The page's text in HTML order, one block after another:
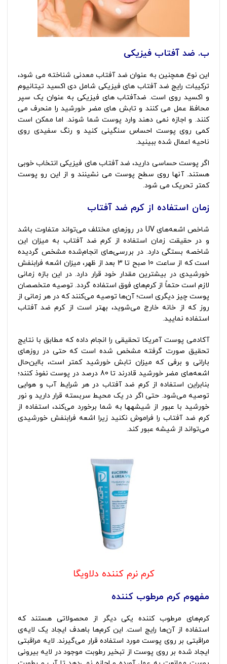
ب. ضد آفتاب فیزیکی
این نوع همچنین به عنوان ضد آفتاب معدنی شناخته می شود،
ترکیبات رایج ضد آفتاب های فیزیکی شامل دی اکسید تیتانیوم
و اکسید روی است. ضدآفتاب های فیزیکی به عنوان یک سپر
محافظ عمل می کنند و تابش های مضر خورشید را منحرف می
کنند. و اجازه نمی دهند وارد پوست شما شوند. اما ممکن است
کمی روی پوست احساس سنگینی کنید و رنگ سفیدی روی
ناحیه اعمال شده ببینید.
اگر پوست حساسی دارید، ضد آفتاب های فیزیکی انتخاب خوبی
هستند. آنها روی سطح پوست می نشینند و از این رو پوست
کمتر تحریک می شود.
زمان استفاده از کرم ضد آفتاب
شاخص اشعه‌های UV در روزهای مختلف می‌تواند متفاوت باشد
و در حقیقت زمان استفاده از کرم ضد آفتاب به میزان این
شاخصه بستگی دارد. در بررسی‌های انجام‌شده مشخص گردیده
است که از ساعت 10 صبح تا 3 بعد از ظهر، میزان اشعه فرابنفش
خورشیدی در بیشترین مقدار خود قرار دارد. در این بازه زمانی
لازم است حتماً از کرم‌های فوق استفاده گردد. توصیه متخصصان
پوست چیز دیگری است؛ آن‌ها توصیه می‌کنند که در هر زمانی از
روز که از خانه خارج می‌شوید، بهتر است از کرم ضد آفتاب
استفاده نمایید.
آکادمی پوست آمریکا تحقیقی را انجام داده که مطابق با نتایج
تحقیق صورت گرفته مشخص ‌شده است که حتی در روزهای
بارانی و برفی که میزان تابش خورشید کمتر است، بااین‌حال
اشعه‌های مضر خورشید قادرند تا 80 درصد در پوست نفوذ کنند؛
بنابراین استفاده از کرم ضد آفتاب در هر شرایط آب و هوایی
توصیه می‌شود. حتی اگر در یک محیط سربسته قرار دارید و نور
خورشید با عبور از شیشه‎ها به شما برخورد می‌کند، استفاده از
کرم ضد آفتاب را فراموش نکنید زیرا اشعه‌ فرابنفش خورشیدی
می‌تواند از شیشه عبور کند.
کرم نرم کننده دلاویگا
مفهوم کرم مرطوب کننده
کرم‌های مرطوب ‌کننده یکی دیگر از محصولاتی هستند که
استفاده از آن‌ها رایج است. این کرم‌ها باهدف ایجاد یک‌ لایه‌ی
مراقبتی بر روی پوست مورد استفاده قرار می‌گیرند. لایه مراقبتی
ایجاد شده بر روی پوست از تبخیر رطوبت موجود در لایه بیرونی